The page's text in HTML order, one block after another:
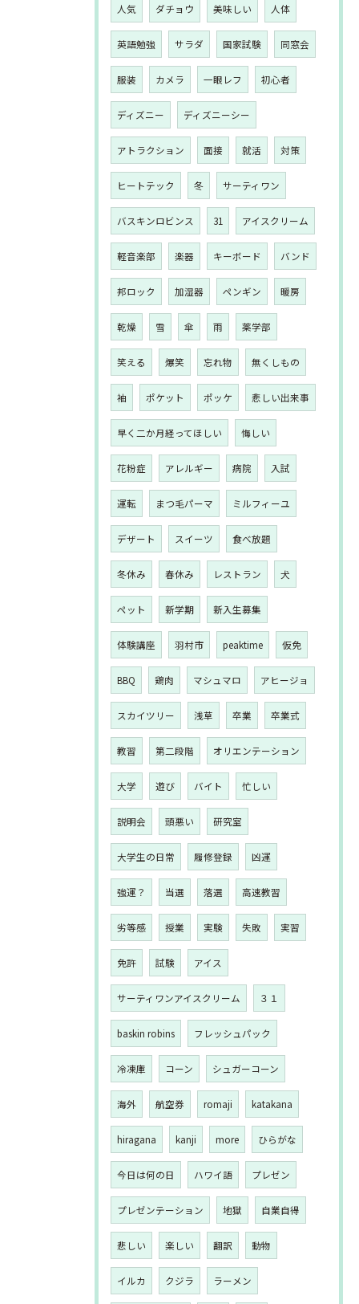
人気 ダチョウ 美味しい 人体
英語勉強 サラダ 国家試験 同窓会
服装 カメラ 一眼レフ 初心者
ディズニー ディズニーシー
アトラクション 面接 就活 対策
ヒートテック 冬 サーティワン
バスキンロビンス 31 アイスクリーム
軽音楽部 楽器 キーボード バンド
邦ロック 加湿器 ペンギン 暖房
乾燥 雪 傘 雨 薬学部
笑える 爆笑 忘れ物 無くしもの
袖 ポケット ポッケ 悲しい出来事
早く二か月経ってほしい 悔しい
花粉症 アレルギー 病院 入試
運転 まつ毛パーマ ミルフィーユ
デザート スイーツ 食べ放題
冬休み 春休み レストラン 犬
ペット 新学期 新入生募集
体験講座 羽村市 peaktime 仮免
BBQ 鶏肉 マシュマロ アヒージョ
スカイツリー 浅草 卒業 卒業式
教習 第二段階 オリエンテーション
大学 遊び バイト 忙しい
説明会 頭悪い 研究室
大学生の日常 履修登録 凶運
強運？ 当選 落選 高速教習
劣等感 授業 実験 失敗 実習
免許 試験 アイス
サーティワンアイスクリーム ３１
baskin robins フレッシュパック
冷凍庫 コーン シュガーコーン
海外 航空券 romaji katakana
hiragana kanji more ひらがな
今日は何の日 ハワイ語 プレゼン
プレゼンテーション 地獄 自業自得
悲しい 楽しい 翻訳 動物
イルカ クジラ ラーメン